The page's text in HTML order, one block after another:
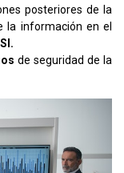
posteriores de la
la información en el
de seguridad de la